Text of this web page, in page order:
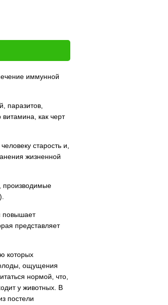
иммунной
паразитов,
как черт
старость и,
жизненной
производимые
повышает
представляет
которых
ощущения
нормой, что,
у животных. В
постели